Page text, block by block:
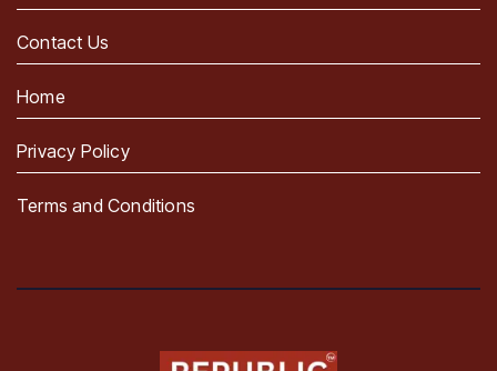
Contact Us
Home
Privacy Policy
Terms and Conditions